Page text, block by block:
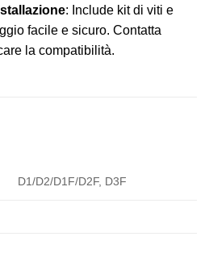
: Include kit di viti e
facile e sicuro. Contatta
la compatibilità.
D1/D2/D1F/D2F, D3F